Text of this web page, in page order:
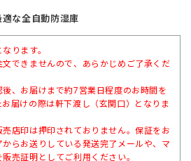
な全自動防湿庫
ります。
文できませんので、あらかじめご了承くだ
後、お届けまで約7営業日程度のお時間を
届けの際は軒下渡し（玄関口）となりま
売店印は押印されておりません。保証をお
らお送りしている発送完了メールや、マ
売証明としてご利用ください。